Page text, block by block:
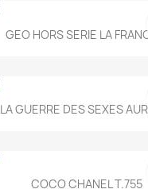
GEO HORS SERIE LA
LA GUERRE DES SEXES
COCO CHANEL T.755